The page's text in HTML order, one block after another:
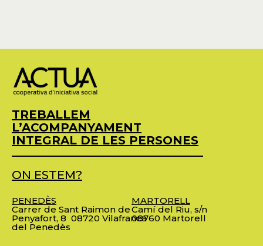
TREBALLEM
L’ACOMPANYAMENT
INTEGRAL DE LES PERSONES
ON ESTEM?
PENEDÈS
Carrer de Sant Raimon de
Penyafort, 8 08720 Vilafranca
del Penedès
MARTORELL
Camí del Riu, s/n
08760 Martorell